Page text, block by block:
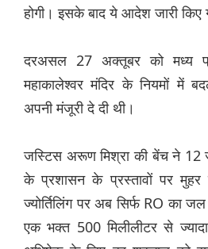
होगी। इसके बाद ये आदेश जारी किए
दरअसल 27 अक्तूबर को मध्य
महाकालेश्वर मंदिर के नियमों में
अपनी मंजूरी दे दी थी।
जस्टिस अरूण मिश्रा की बेंच ने 12
के प्रशासन के प्रस्तावों पर
ज्योर्तिलिंग पर अब सिर्फ RO का
एक भक्त 500 मिलीलीटर से